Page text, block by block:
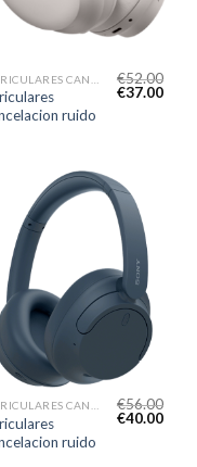
ruido
€52.00
€37.00
ruido
€56.00
€40.00